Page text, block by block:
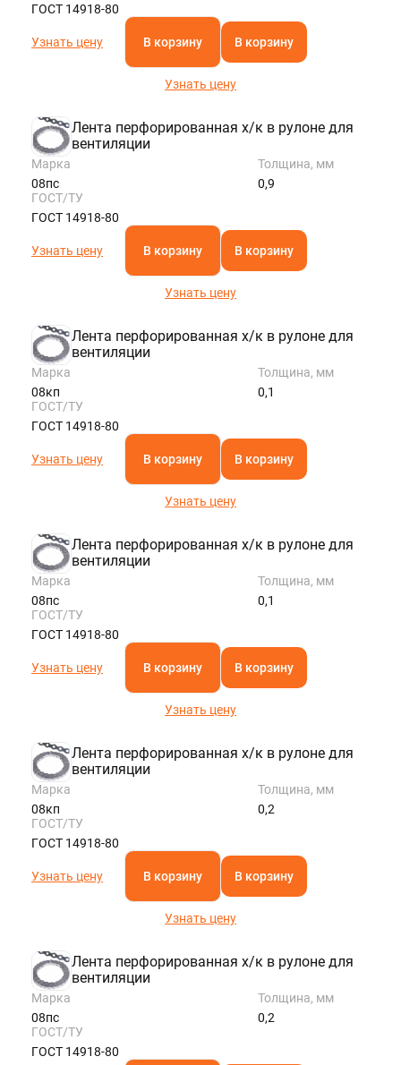
ГОСТ 14918-80
Узнать цену В корзину В корзину
Узнать цену
Лента перфорированная х/к в рулоне для
вентиляции
Марка
08пс
Толщина, мм
0,9
ГОСТ/ТУ
ГОСТ 14918-80
Узнать цену В корзину В корзину
Узнать цену
Лента перфорированная х/к в рулоне для
вентиляции
Марка
08кп
Толщина, мм
0,1
ГОСТ/ТУ
ГОСТ 14918-80
Узнать цену В корзину В корзину
Узнать цену
Лента перфорированная х/к в рулоне для
вентиляции
Марка
08пс
Толщина, мм
0,1
ГОСТ/ТУ
ГОСТ 14918-80
Узнать цену В корзину В корзину
Узнать цену
Лента перфорированная х/к в рулоне для
вентиляции
Марка
08кп
Толщина, мм
0,2
ГОСТ/ТУ
ГОСТ 14918-80
Узнать цену В корзину В корзину
Узнать цену
Лента перфорированная х/к в рулоне для
вентиляции
Марка
08пс
Толщина, мм
0,2
ГОСТ/ТУ
ГОСТ 14918-80